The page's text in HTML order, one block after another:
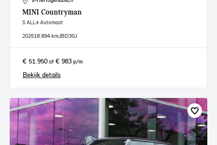
MINI Countryman
S ALL4 Automaat
202518.894 kmJBD30J
€ 51.950 of € 983 p/m
Bekijk details